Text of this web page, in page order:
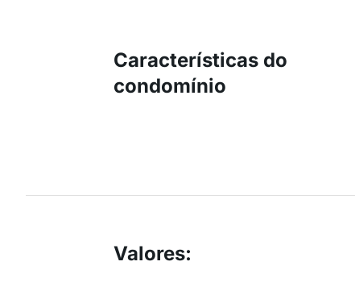
Características do
condomínio
Valores: